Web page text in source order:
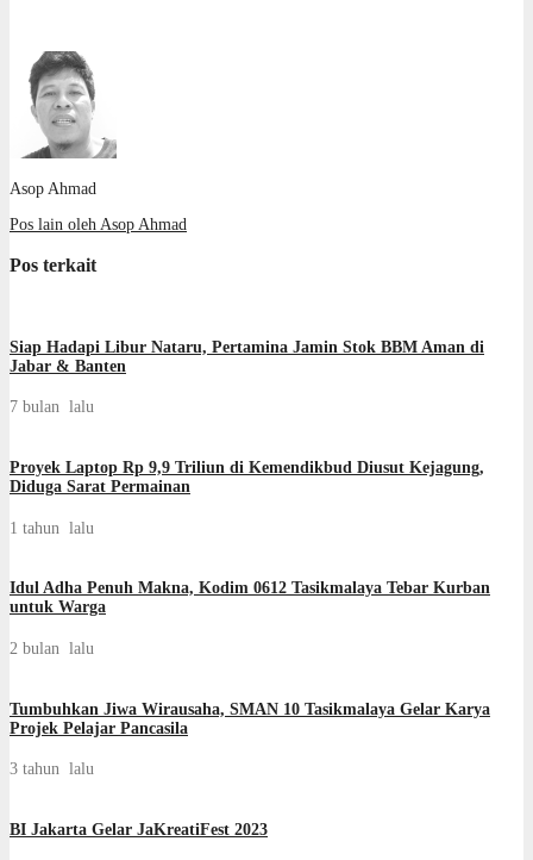
Asop Ahmad
Pos lain oleh Asop Ahmad
Pos terkait
Siap Hadapi Libur Nataru, Pertamina Jamin Stok BBM Aman di
Jabar & Banten
7 bulan lalu
Proyek Laptop Rp 9,9 Triliun di Kemendikbud Diusut Kejagung,
Diduga Sarat Permainan
1 tahun lalu
Idul Adha Penuh Makna, Kodim 0612 Tasikmalaya Tebar Kurban
untuk Warga
2 bulan lalu
Tumbuhkan Jiwa Wirausaha, SMAN 10 Tasikmalaya Gelar Karya
Projek Pelajar Pancasila
3 tahun lalu
BI Jakarta Gelar JaKreatiFest 2023